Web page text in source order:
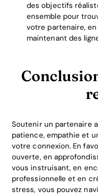
des objectifs
ensemble pour
votre partenaire,
maintenant des
Soutenir un partenaire
patience, empathie et
votre connexion. En
ouverte, en
vous instruisant, en
professionnelle et en
stress, vous pouvez